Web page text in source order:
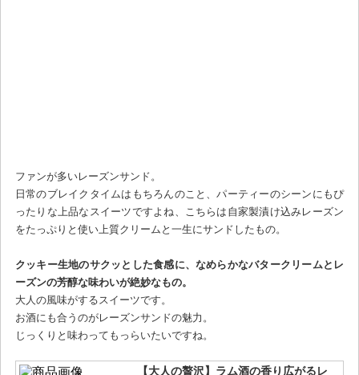
ファンが多いレーズンサンド。
日常のブレイクタイムはもちろんのこと、パーティーのシーンにもぴ
ったりな上品なスイーツですよね、こちらは自家製漬け込みレーズン
をたっぷりと使い上質クリームと一生にサンドしたもの。
クッキー生地のサクッとした食感に、なめらかなバタークリームとレ
ーズンの芳醇な味わいが絶妙なもの。
大人の風味がするスイーツです。
お酒にも合うのがレーズンサンドの魅力。
じっくりと味わってもっらいたいですね。